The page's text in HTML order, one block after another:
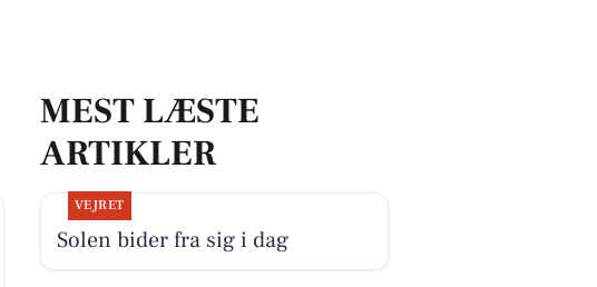
MEST LÆSTE
ARTIKLER
VEJRET
Solen bider fra sig i dag